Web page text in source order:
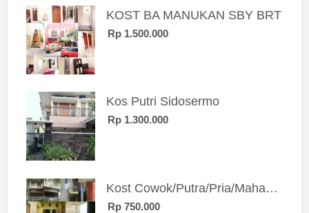
KOST BA MANUKAN SBY BRT
Rp 1.500.000
Kos Putri Sidosermo
Rp 1.300.000
Kost Cowok/Putra/Pria/Mahasiswa/Karyawan SIngle eksklusif bangunan baru
Rp 750.000